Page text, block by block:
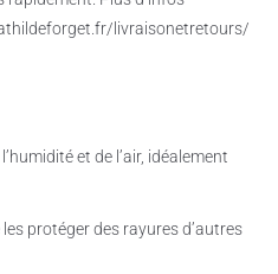
livraisonetretours/
et de l’air, idéalement
protéger des rayures d’autres